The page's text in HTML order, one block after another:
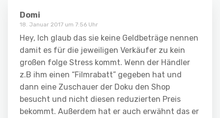
Domi
18. Januar 2017 um 7:56 Uhr
Hey, Ich glaub das sie keine Geldbeträge nennen
damit es für die jeweiligen Verkäufer zu kein
großen folge Stress kommt. Wenn der Händler
z.B ihm einen “Filmrabatt” gegeben hat und
dann eine Zuschauer der Doku den Shop
besucht und nicht diesen reduzierten Preis
bekommt. Außerdem hat er auch erwähnt das er